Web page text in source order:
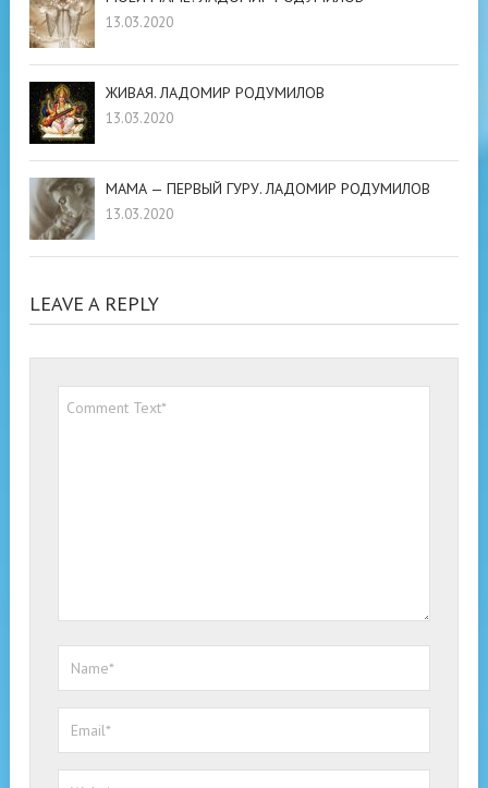
13.03.2020
ЖИВАЯ. ЛАДОМИР РОДУМИЛОВ
13.03.2020
МАМА — ПЕРВЫЙ ГУРУ. ЛАДОМИР РОДУМИЛОВ
13.03.2020
LEAVE A REPLY